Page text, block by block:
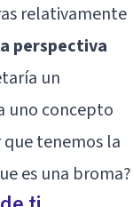
relativamente
perspectiva
un
uno concepto
tenemos la
es una broma?